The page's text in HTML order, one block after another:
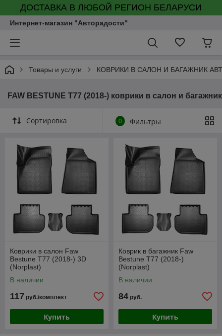
ДОСТАВКА В ЛЮБОЙ РЕГИОН БЕЛАРУСИ
Интернет-магазин "Авторадости"
Товары и услуги КОВРИКИ В САЛОН И БАГАЖНИК
FAW BESTUNE T77 (2018-) коврики в салон и багажник
Сортировка 0 Фильтры
Коврики в салон Faw
Bestune T77 (2018-) 3D
(Norplast)
В наличии
117 руб./комплект
Купить
Коврик в багажник Faw
Bestune T77 (2018-)
(Norplast)
В наличии
84 руб.
Купить